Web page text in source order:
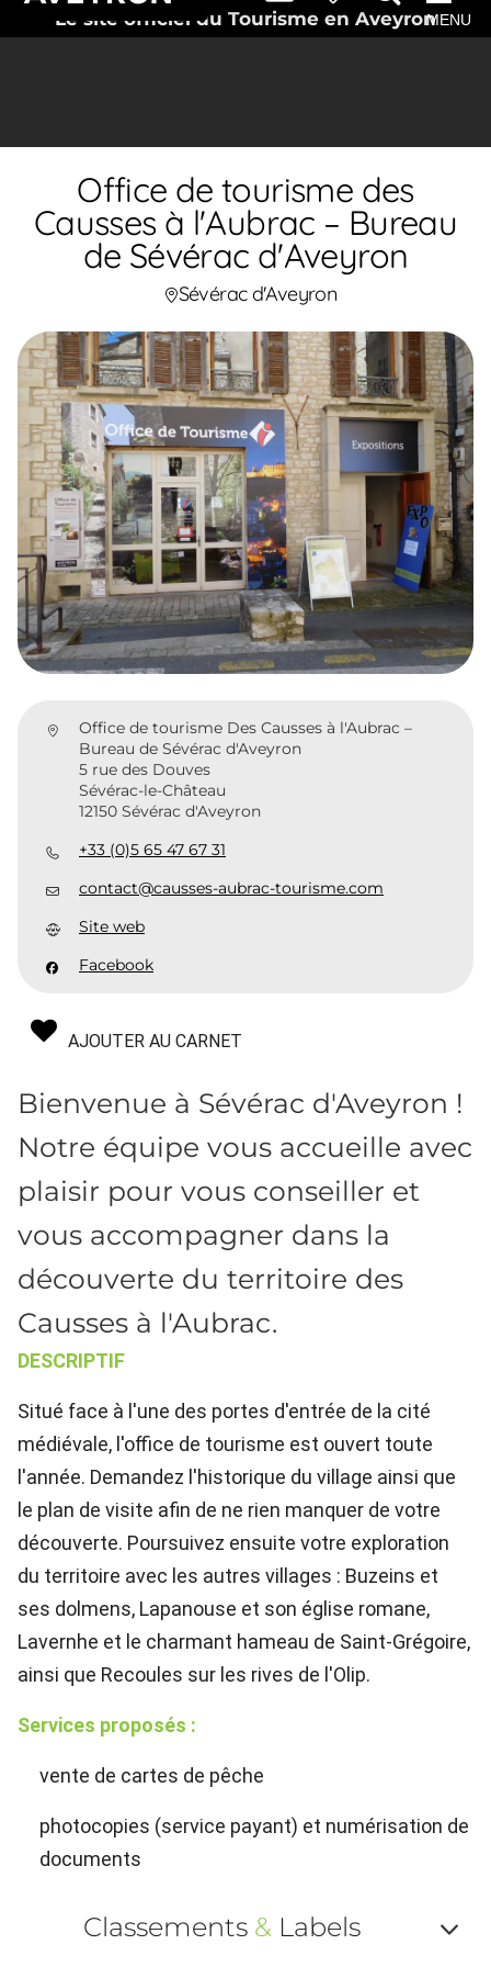
Le site officiel du Tourisme en AveyronMENU
Office de tourisme des
Causses à l'Aubrac – Bureau
de Sévérac d'Aveyron
Sévérac d'Aveyron
Office de tourisme Des Causses à l'Aubrac –
Bureau de Sévérac d'Aveyron
5 rue des Douves
Sévérac-le-Château
12150 Sévérac d'Aveyron
+33 (0)5 65 47 67 31
contact@causses-aubrac-tourisme.com
Site web
Facebook
AJOUTER AU CARNET
Bienvenue à Sévérac d'Aveyron !
Notre équipe vous accueille avec
plaisir pour vous conseiller et
vous accompagner dans la
découverte du territoire des
Causses à l'Aubrac.
DESCRIPTIF
Situé face à l'une des portes d'entrée de la cité
médiévale, l'office de tourisme est ouvert toute
l'année. Demandez l'historique du village ainsi que
le plan de visite afin de ne rien manquer de votre
découverte. Poursuivez ensuite votre exploration
du territoire avec les autres villages : Buzeins et
ses dolmens, Lapanouse et son église romane,
Lavernhe et le charmant hameau de Saint-Grégoire,
ainsi que Recoules sur les rives de l'Olip.
Services proposés :
vente de cartes de pêche
photocopies (service payant) et numérisation de
documents
Classements &Labels